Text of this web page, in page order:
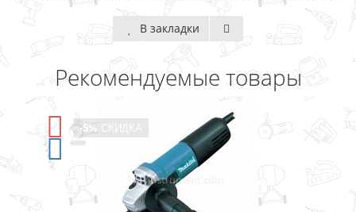
В закладки
Рекомендуемые товары
-5% СКИДКА